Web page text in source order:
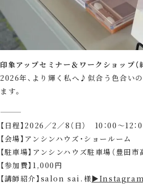
印象アップセミナー＆ワークショップ（
2026年、より輝く私へ♪似合う色合い
ます。
⸻
【日程】2026／2／8（日） 10：00～12：
【会場】アンシンハウズ・ショールーム
【駐車場】アンシンハウズ駐車場（豊田
【参加費】1,000円
【講師紹介】salon sai.様▶Instagram